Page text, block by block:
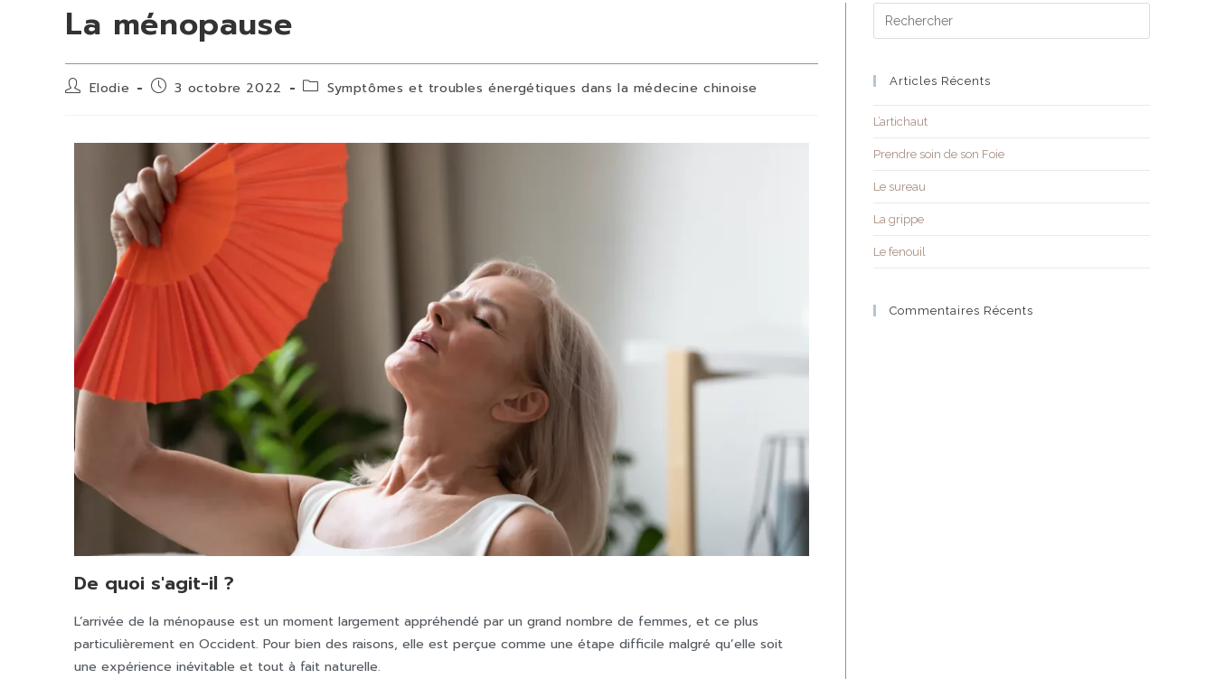
La ménopause
Elodie 3 octobre 2022 Symptômes et troubles énergétiques dans la médecine chinoise
De quoi s'agit-il ?
L’arrivée de la ménopause est un moment largement appréhendé par un grand nombre de femmes, et ce plus
particulièrement en Occident. Pour bien des raisons, elle est perçue comme une étape difficile malgré qu’elle soit
une expérience inévitable et tout à fait naturelle.
Articles Récents
L’artichaut
Prendre soin de son Foie
Le sureau
La grippe
Le fenouil
Commentaires Récents